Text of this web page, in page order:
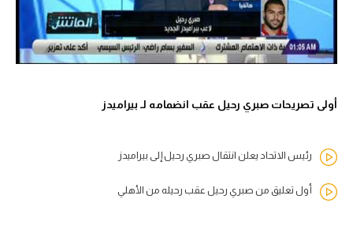
أولى تصريحات صبري رحيل عقب انضمامه لـ بيراميدز
رئيس الاتحاد يعلن انتقال صبري رحيل إلى بيراميدز
أول تعليق من صبري رحيل عقب رحيله من الأهلي